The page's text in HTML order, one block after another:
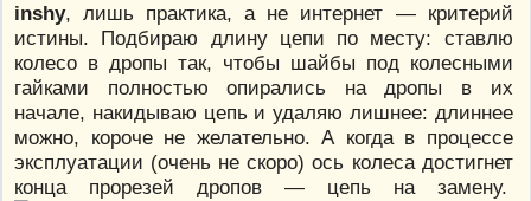
inshy, лишь практика, а не интернет — критерий
истины. Подбираю длину цепи по месту: ставлю
колесо в дропы так, чтобы шайбы под колесными
гайками полностью опирались на дропы в их
начале, накидываю цепь и удаляю лишнее: длиннее
можно, короче не желательно. А когда в процессе
эксплуатации (очень не скоро) ось колеса достигнет
конца прорезей дропов — цепь на замену.